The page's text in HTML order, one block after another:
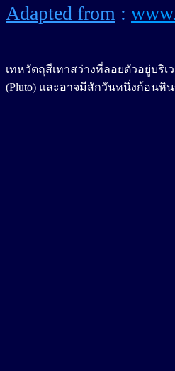
Adapted from :
เทหวัตถุสีเทาสว่างที่ลอยตัวอยู่บริ
(Pluto) และอาจมีสักวันหนึ่งก้อนหิ